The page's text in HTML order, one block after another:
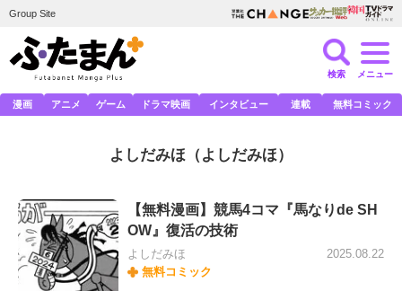
Group Site
検索 メニュー
漫画 アニメ ゲーム ドラマ映画 インタビュー 連載 無料コミック
よしだみほ （よしだみほ）
【無料漫画】競馬4コマ『馬なりde SH
OW』復活の技術
よしだみほ
無料コミック
2025.08.22